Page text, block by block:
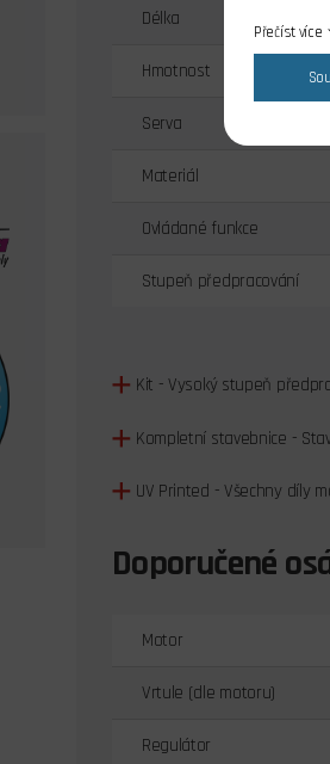
Délka
Hmotnost
Serva
Materiál
Ovládané funkce
Stupeň předpracování
Kit - Vysoký stupeň
Kompletní stavebnice -
UV Printed - Všechny díly
Doporučené
Motor
Vrtule (dle motoru)
Regulátor
Přečíst více